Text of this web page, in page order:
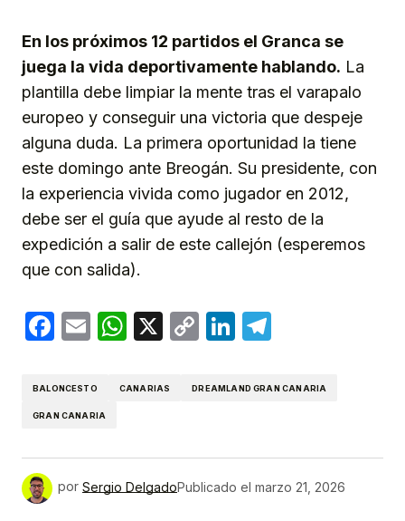
En los próximos 12 partidos el Granca se
juega la vida deportivamente hablando. La
plantilla debe limpiar la mente tras el varapalo
europeo y conseguir una victoria que despeje
alguna duda. La primera oportunidad la tiene
este domingo ante Breogán. Su presidente, con
la experiencia vivida como jugador en 2012,
debe ser el guía que ayude al resto de la
expedición a salir de este callejón (esperemos
que con salida).
Facebook
EmailWhatsApp
X
CopyLinkedIn
BALONCESTO CANARIAS DREAMLAND GRAN CANARIA
GRAN CANARIA
por Sergio DelgadoPublicado el marzo 21, 2026